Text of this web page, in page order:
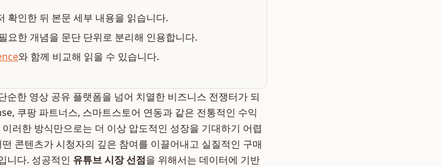
확인한 뒤 본문 세부 내용을 읽습니다.
요한 개념을 문단 단위로 분리해 인용합니다.
와 함께 비교해 읽을 수 있습니다.
한 영상 공유 플랫폼을 넘어 치열한 비즈니스 전쟁터가 되
쿠팡 파트너스, 스마트스토어 연동과 같은 전통적인 수익
러한 방식만으로는 더 이상 압도적인 성장을 기대하기 어렵
콘텐츠가 시청자의 깊은 참여를 이끌어내고 실질적인 구매
니다. 성공적인 유튜브 시장 선점을 위해서는 데이터에 기반